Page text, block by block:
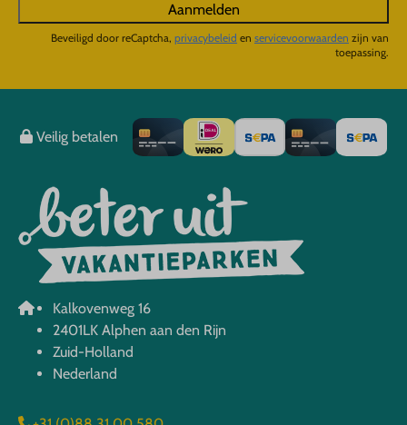
Aanmelden
Beveiligd door reCaptcha, privacybeleid en servicevoorwaarden zijn van
toepassing.
Veilig betalen
Kalkovenweg 16
2401LK Alphen aan den Rijn
Zuid-Holland
Nederland